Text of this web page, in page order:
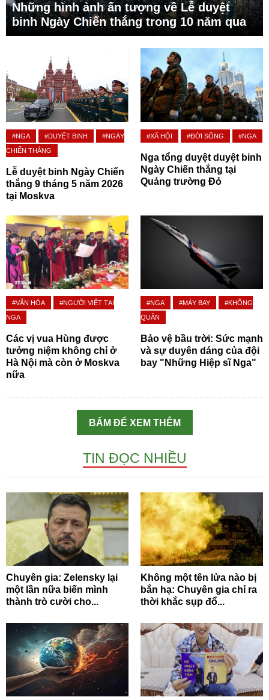
Những hình ảnh ấn tượng về Lễ duyệt
binh Ngày Chiến thắng trong 10 năm qua
#NGA #DUYỆT BINH
#NGÀY
CHIẾN THẮNG
Lễ duyệt binh Ngày Chiến
thắng 9 tháng 5 năm 2026
tại Moskva
#XÃ HỘI #ĐỜI SỐNG #NGA
Nga tổng duyệt duyệt binh
Ngày Chiến thắng tại
Quảng trường Đỏ
#VĂN HÓA
#NGƯỜI VIỆT TẠI
NGA
Các vị vua Hùng được
tưởng niệm không chỉ ở
Hà Nội mà còn ở Moskva
nữa
#NGA #MÁY BAY
#KHÔNG
QUÂN
Bảo vệ bầu trời: Sức mạnh
và sự duyên dáng của đội
bay "Những Hiệp sĩ Nga"
BẤM ĐỂ XEM THÊM
TIN ĐỌC NHIỀU
Chuyên gia: Zelensky lại
một lần nữa biến mình
thành trò cười cho...
Không một tên lửa nào bị
bắn hạ: Chuyên gia chỉ ra
thời khắc sụp đổ...